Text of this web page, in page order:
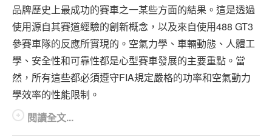
兩輪世界
品牌歷史上最成功的賽車之一某些方面的結果。這是透過
使用源自其賽道經驗的創新概念，以及來自使用488 GT3
參賽車隊的反應所實現的。空氣力學、車輛動態、人體工
學、安全性和可靠性都是心型賽車發展的主要重點。當
然，所有這些都必須遵守FIA規定嚴格的功率和空氣動力
學效率的性能限制。
閱讀全文...